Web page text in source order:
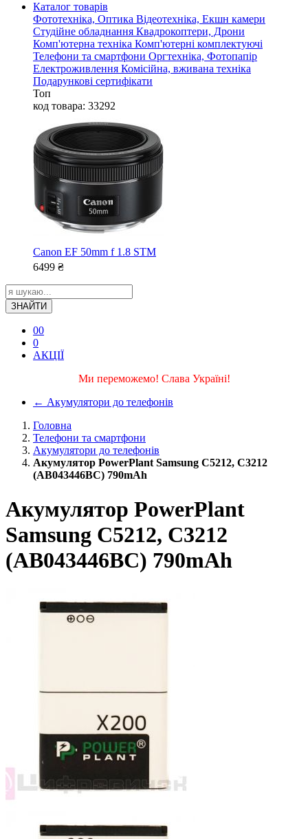
Каталог товарів
Фототехніка, Оптика Відеотехніка, Екшн камери
Студійне обладнання Квадрокоптери, Дрони
Комп'ютерна техніка Комп'ютерні комплектуючі
Телефони та смартфони Оргтехніка, Фотопапір
Електроживлення Комісійна, вживана техніка
Подарункові сертифікати
Топ
код товара: 33292
Canon EF 50mm f 1.8 STM
6499 ₴
ЗНАЙТИ
00
0
АКЦІЇ
Ми переможемо! Слава Україні!
← Акумулятори до телефонів
Головна
Телефони та смартфони
Акумулятори до телефонів
Акумулятор PowerPlant Samsung C5212, C3212
(AB043446BC) 790mAh
Акумулятор PowerPlant
Samsung C5212, C3212
(AB043446BC) 790mAh